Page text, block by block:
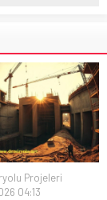
Projeleri
04:13